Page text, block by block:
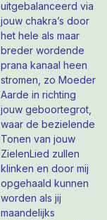
uitgebalanceerd via
jouw chakra’s door
het hele als maar
breder wordende
prana kanaal heen
stromen, zo Moeder
Aarde in richting
jouw geboortegrot,
waar de bezielende
Tonen van jouw
ZielenLied zullen
klinken en door mij
opgehaald kunnen
worden als jij
maandelijks